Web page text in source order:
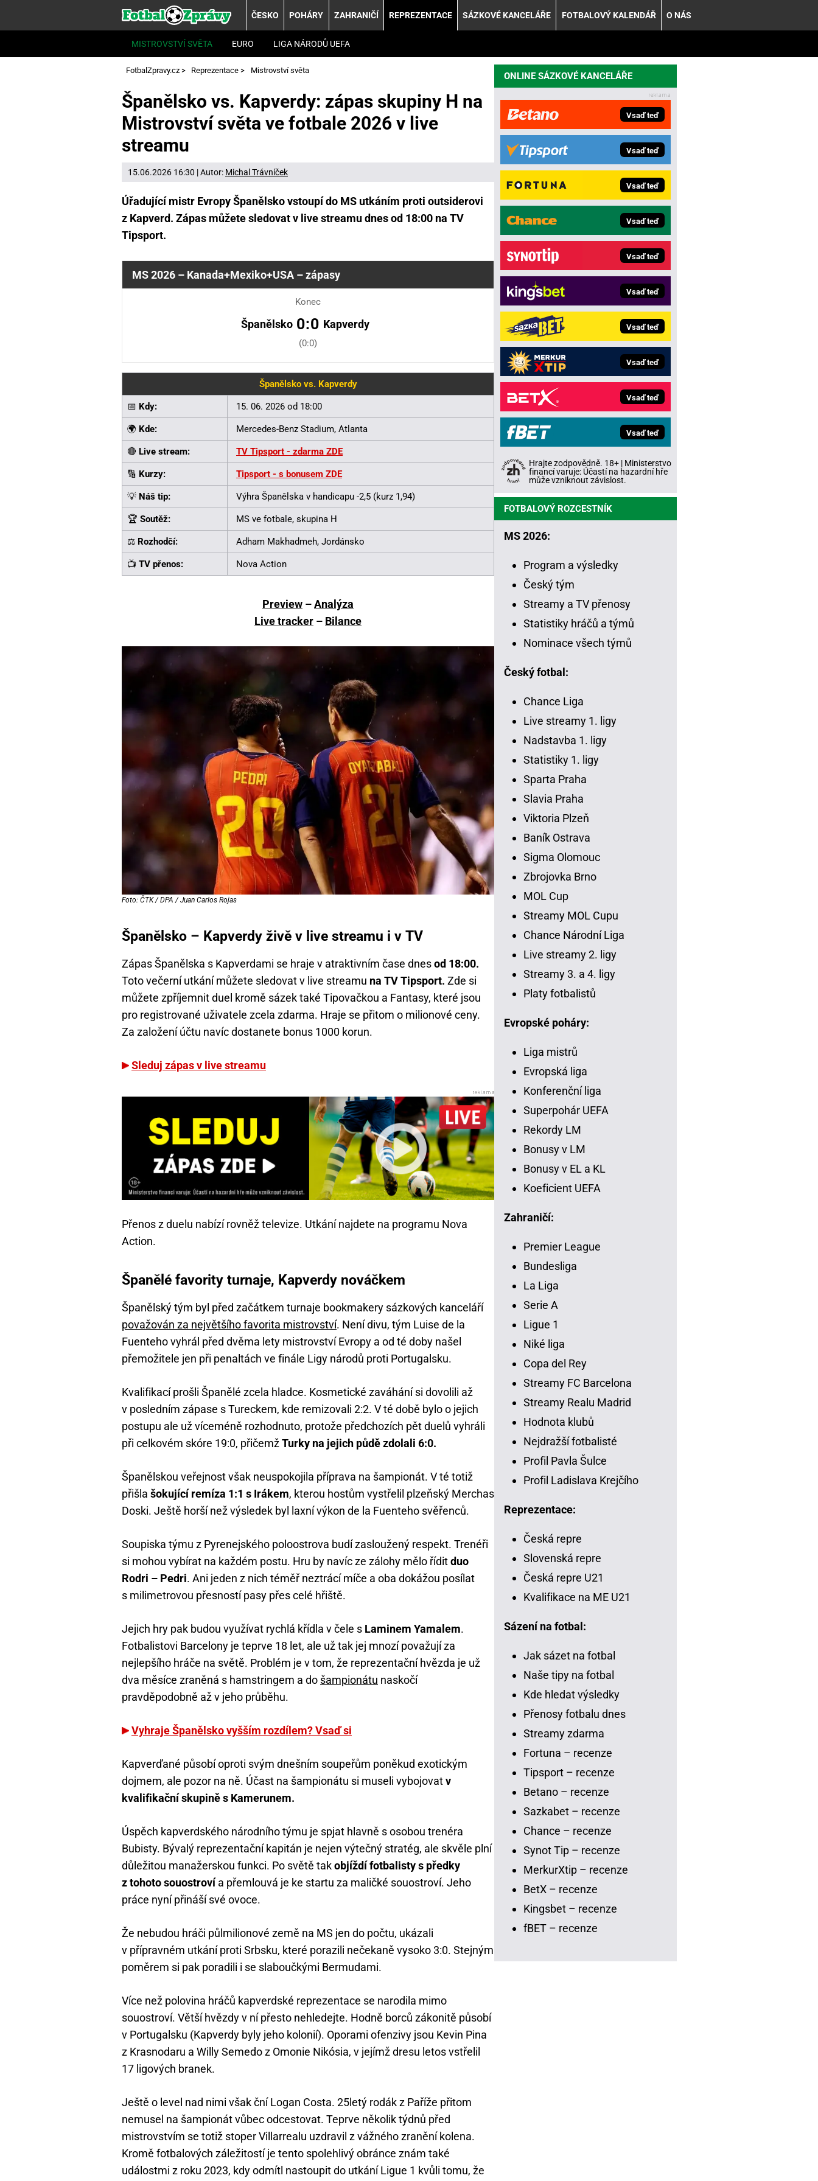
ČESKO POHÁRY ZAHRANIČÍ REPREZENTACE
MISTROVSTVÍ SVĚTA EURO LIGA NÁRODŮ UEFA
SÁZKOVÉ KANCELÁŘE FOTBALOVÝ KALENDÁŘ O NÁS
FotbalZpravy.cz > Reprezentace > Mistrovství světa
Španělsko vs. Kapverdy: zápas skupiny H na
Mistrovství světa ve fotbale 2026 v live
streamu
15.06.2026 16:30 | Autor: Michal Trávníček
Úřadující mistr Evropy Španělsko vstoupí do MS utkáním proti outsiderovi
z Kapverd. Zápas můžete sledovat v live streamu dnes od 18:00 na TV
Tipsport.
MS 2026 – Kanada+Mexiko+USA – zápasy
Konec
Španělsko 0:0 Kapverdy
(0:0)
Španělsko vs. Kapverdy
📅 Kdy: 15. 06. 2026 od 18:00
🌍 Kde: Mercedes-Benz Stadium, Atlanta
🔴 Live stream: TV Tipsport - zdarma ZDE
🔢 Kurzy: Tipsport - s bonusem ZDE
💡 Náš tip: Výhra Španělska v handicapu -2,5 (kurz 1,94)
🏆 Soutěž: MS ve fotbale, skupina H
⚖️ Rozhodčí: Adham Makhadmeh, Jordánsko
📺 TV přenos: Nova Action
Preview –Analýza
Live tracker – Bilance
Foto: ČTK / DPA / Juan Carlos Rojas
Španělsko – Kapverdy živě v live streamu i v TV
Zápas Španělska s Kapverdami se hraje v atraktivním čase dnesod 18:00.
Toto večerní utkání můžete sledovat v live streamu na TV Tipsport. Zde si
můžete zpříjemnit duel kromě sázek také Tipovačkou a Fantasy, které jsou
pro registrované uživatele zcela zdarma. Hraje se přitom o milionové ceny.
Za založení účtu navíc dostanete bonus 1000 korun.
Sleduj zápas v live streamu
Přenos z duelu nabízí rovněž televize. Utkání najdete na programu Nova
Action.
Španělé favority turnaje, Kapverdy nováčkem
Španělský tým byl před začátkem turnaje bookmakery sázkových kanceláří
považován za největšího favorita mistrovství. Není divu, tým Luise de la
Fuenteho vyhrál před dvěma lety mistrovství Evropy a od té doby našel
přemožitele jen při penaltách ve finále Ligy národů proti Portugalsku.
Kvalifikací prošli Španělé zcela hladce. Kosmetické zaváhání si dovolili až
v posledním zápase s Tureckem, kde remizovali 2:2. V té době bylo o jejich
postupu ale už víceméně rozhodnuto, protože předchozích pět duelů vyhráli
při celkovém skóre 19:0, přičemžTurky na jejich půdě zdolali 6:0.
Španělskou veřejnost však neuspokojila příprava na šampionát. V té totiž
přišla šokující remíza 1:1 s Irákem, kterou hostům vystřelil plzeňský Merchas
Doski. Ještě horší než výsledek byl laxní výkon de la Fuenteho svěřenců.
Soupiska týmu z Pyrenejského poloostrova budí zasloužený respekt. Trenéři
si mohou vybírat na každém postu. Hru by navíc ze zálohy mělo říditduo
Rodri – Pedri. Ani jeden z nich téměř neztrácí míče a oba dokážou posílat
s milimetrovou přesností pasy přes celé hřiště.
Jejich hry pak budou využívat rychlá křídla v čele s Laminem Yamalem.
Fotbalistovi Barcelony je teprve 18 let, ale už tak jej mnozí považují za
nejlepšího hráče na světě. Problém je v tom, že reprezentační hvězda je už
dva měsíce zraněná s hamstringem a do šampionátu naskočí
pravděpodobně až v jeho průběhu.
Vyhraje Španělsko vyšším rozdílem? Vsaď si
Kapverďané působí oproti svým dnešním soupeřům poněkud exotickým
dojmem, ale pozor na ně. Účast na šampionátu si museli vybojovatv
kvalifikační skupině s Kamerunem.
Úspěch kapverdského národního týmu je spjat hlavně s osobou trenéra
Bubisty. Bývalý reprezentační kapitán je nejen výtečný stratég, ale skvěle plní
důležitou manažerskou funkci. Po světě takobjíždí fotbalisty s předky
z tohoto souostroví a přemlouvá je ke startu za maličké souostroví. Jeho
práce nyní přináší své ovoce.
Že nebudou hráči půlmilionové země na MS jen do počtu, ukázali
v přípravném utkání proti Srbsku, které porazili nečekaně vysoko 3:0. Stejným
poměrem si pak poradili i se slaboučkými Bermudami.
Více než polovina hráčů kapverdské reprezentace se narodila mimo
souostroví. Větší hvězdy v ní přesto nehledejte. Hodně borců zákonitě působí
v Portugalsku (Kapverdy byly jeho kolonií). Oporami ofenzivy jsou Kevin Pina
z Krasnodaru a Willy Semedo z Omonie Nikósia, v jejímž dresu letos vstřelil
17 ligových branek.
Ještě o level nad nimi však ční Logan Costa. 25letý rodák z Paříže přitom
nemusel na šampionát vůbec odcestovat. Teprve několik týdnů před
mistrovstvím se totiž stoper Villarrealu uzdravil z vážného zranění kolena.
Kromě fotbalových záležitostí je tento spolehlivý obránce znám také
událostmi z roku 2023, kdy odmítl nastoupit do utkání Ligue 1 kvůli tomu, že
ONLINE SÁZKOVÉ KANCELÁŘE
Vsaď teď
Vsaď teď
Vsaď teď
Vsaď teď
Vsaď teď
Vsaď teď
Vsaď teď
Vsaď teď
Vsaď teď
Vsaď teď
Hrajte zodpovědně. 18+ | Ministerstvo
financí varuje: Účastí na hazardní hře
může vzniknout závislost.
FOTBALOVÝ ROZCESTNÍK
MS 2026:
Program a výsledky
Český tým
Streamy a TV přenosy
Statistiky hráčů a týmů
Nominace všech týmů
Český fotbal:
Chance Liga
Live streamy 1. ligy
Nadstavba 1. ligy
Statistiky 1. ligy
Sparta Praha
Slavia Praha
Viktoria Plzeň
Baník Ostrava
Sigma Olomouc
Zbrojovka Brno
MOL Cup
Streamy MOL Cupu
Chance Národní Liga
Live streamy 2. ligy
Streamy 3. a 4. ligy
Platy fotbalistů
Evropské poháry:
Liga mistrů
Evropská liga
Konferenční liga
Superpohár UEFA
Rekordy LM
Bonusy v LM
Bonusy v EL a KL
Koeficient UEFA
Zahraničí:
Premier League
Bundesliga
La Liga
Serie A
Ligue 1
Niké liga
Copa del Rey
Streamy FC Barcelona
Streamy Realu Madrid
Hodnota klubů
Nejdražší fotbalisté
Profil Pavla Šulce
Profil Ladislava Krejčího
Reprezentace:
Česká repre
Slovenská repre
Česká repre U21
Kvalifikace na ME U21
Sázení na fotbal:
Jak sázet na fotbal
Naše tipy na fotbal
Kde hledat výsledky
Přenosy fotbalu dnes
Streamy zdarma
Fortuna – recenze
Tipsport – recenze
Betano – recenze
Sazkabet – recenze
Chance – recenze
Synot Tip – recenze
MerkurXtip – recenze
BetX – recenze
Kingsbet – recenze
fBET – recenze